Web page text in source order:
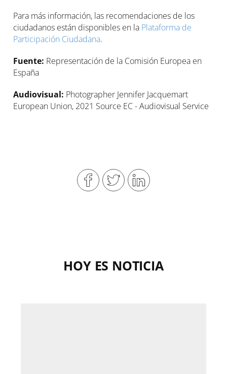
Para más información, las recomendaciones de los
ciudadanos están disponibles en la Plataforma de
Participación Ciudadana.
Fuente: Representación de la Comisión Europea en
España
Audiovisual: Photographer Jennifer Jacquemart
European Union, 2021 Source EC - Audiovisual Service
HOY ES NOTICIA